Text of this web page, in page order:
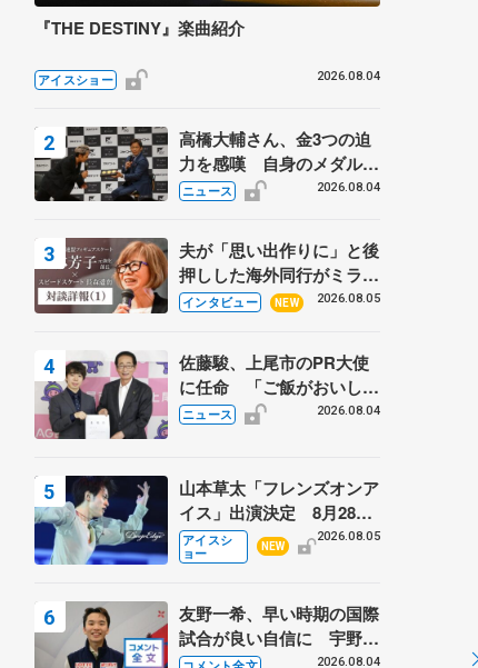
『THE DESTINY』楽曲紹介
アイスショー 2026.08.04
高橋大輔さん、金3つの迫
力を感嘆 自身のメダルは
「どちらに？」 〝リス兄
野村忠宏さんと対談
ニュース 2026.08.04
夫が「思い出作りに」と後
押しした海外同行がミラノ
まで… 繁華街のリンクで
に 小林芳子さんが振り返
るスケート人生
インタビュー NEW 2026.08.05
佐藤駿、上尾市のPR大使
に任命 「ご飯がおいし
く、住みやすいのが魅力」
ニュース 2026.08.04
山本草太「フレンズオンア
イス」出演決定 8月28日
（金）2公演のみ 荒川静
香さんプロデュース、20
アイスシ
ョー
NEW
2026.08.05
友野一希、早い時期の国際
試合が良い自信に 宇野昌
磨の現役復帰に思っている
2026.08.04